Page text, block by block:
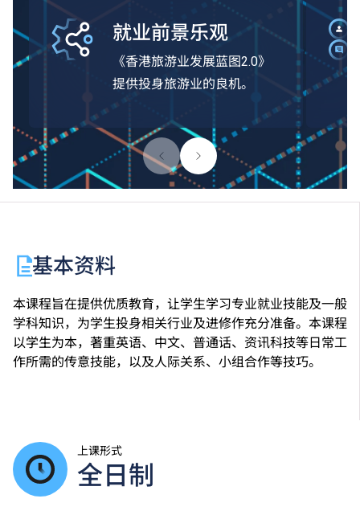
就业前景乐观
《香港旅游业发展蓝图2.0》
提供投身旅游业的良机。
基本资料
本课程旨在提供优质教育，让学生学习专业就业技能及一般
学科知识，为学生投身相关行业及进修作充分准备。本课程
以学生为本，著重英语、中文、普通话、资讯科技等日常工
作所需的传意技能，以及人际关系、小组合作等技巧。
上课形式
全日制